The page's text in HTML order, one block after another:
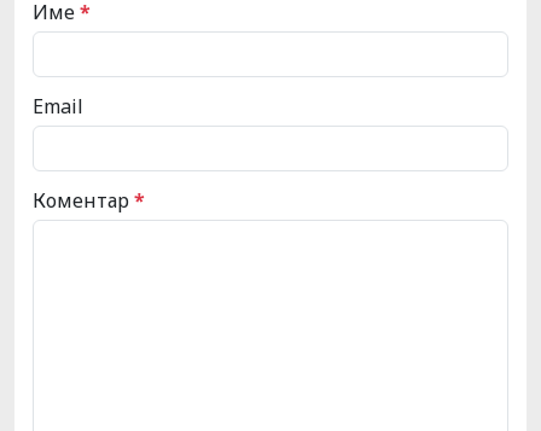
Име*
Email
Коментар*